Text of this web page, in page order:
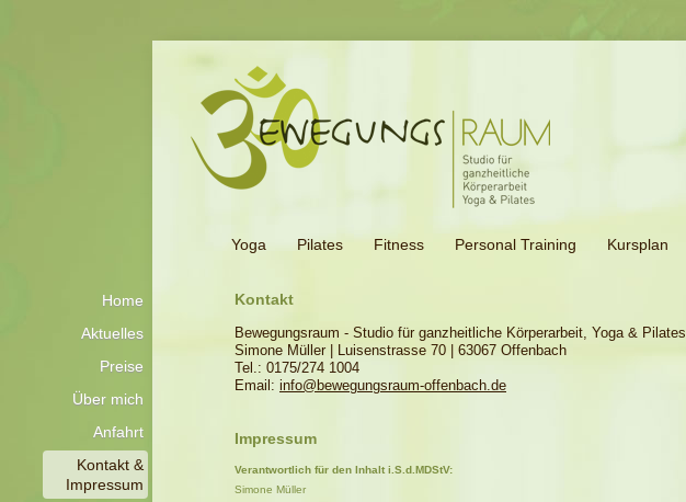
Home
Aktuelles
Preise
Über mich
Anfahrt
Kontakt &
Impressum
Yoga Pilates Fitness Personal Training Kursplan
Kontakt
Bewegungsraum - Studio für ganzheitliche Körperarbeit, Yoga & Pilates
Simone Müller | Luisenstrasse 70 | 63067 Offenbach
Tel.: 0175/274 1004
Email: info@bewegungsraum-offenbach.de
Impressum
Verantwortlich für den Inhalt i.S.d.MDStV:
Simone Müller